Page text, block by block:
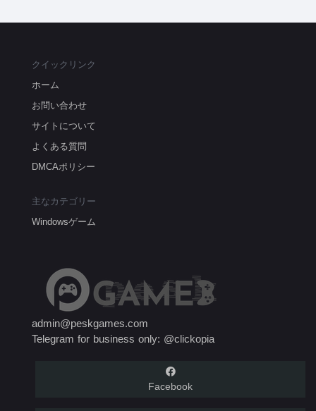
クイックリンク
ホーム
お問い合わせ
サイトについて
よくある質問
DMCAポリシー
主なカテゴリー
Windowsゲーム
admin@peskgames.com
Telegram for business only: @clickopia
Facebook